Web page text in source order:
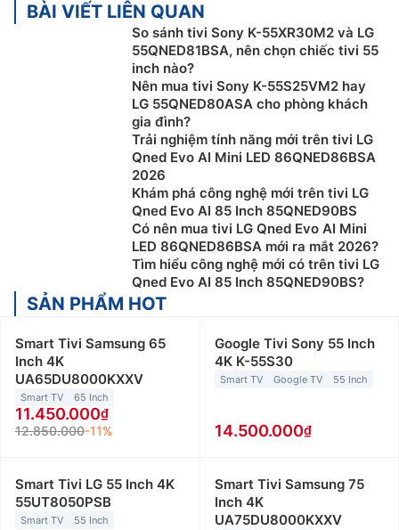
BÀI VIẾT LIÊN QUAN
So sánh tivi Sony K-55XR30M2 và LG
55QNED81BSA, nên chọn chiếc tivi 55
inch nào?
Nên mua tivi Sony K-55S25VM2 hay
LG 55QNED80ASA cho phòng khách
gia đình?
Trải nghiệm tính năng mới trên tivi LG
Qned Evo AI Mini LED 86QNED86BSA
2026
Khám phá công nghệ mới trên tivi LG
Qned Evo AI 85 Inch 85QNED90BS
Có nên mua tivi LG Qned Evo AI Mini
LED 86QNED86BSA mới ra mắt 2026?
Tìm hiểu công nghệ mới có trên tivi LG
Qned Evo AI 85 Inch 85QNED90BS?
SẢN PHẨM HOT
Smart Tivi Samsung 65
Inch 4K
UA65DU8000KXXV
Smart TV 65 Inch
11.450.000
12.850.000-11%
Google Tivi Sony 55 Inch
4K K-55S30
Smart TV Google TV 55 Inch
14.500.000
Smart Tivi LG 55 Inch 4K
55UT8050PSB
Smart TV 55 Inch
Smart Tivi Samsung 75
Inch 4K
UA75DU8000KXXV